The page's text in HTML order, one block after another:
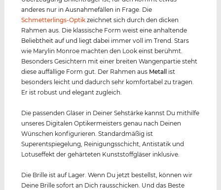
anderes nur in Ausnahmefällen in Frage. Die
Schmetterlings-Optik zeichnet sich durch den dicken
Rahmen aus. Die klassische Form weist eine anhaltende
Beliebtheit auf und liegt dabei immer voll im Trend. Stars
wie Marylin Monroe machten den Look einst berühmt.
Besonders Gesichtern mit einer breiten Wangenpartie steht
diese auffällige Form gut. Der Rahmen aus Metall
ist
besonders leicht und dadurch sehr komfortabel zu tragen.
Er ist robust und elegant zugleich.
Die passenden Gläser in Deiner Sehstärke kannst Du mithilfe
unseres Digitalen Optikermeisters genau nach Deinen
Wünschen konfigurieren. Standardmäßig ist
Superentspiegelung, Reinigungsschicht, Antistatik und
Lotuseffekt der gehärteten Kunststoffgläser inklusive.
Die Brille ist auf Lager. Wenn Du jetzt bestellst, können wir
Deine Brille sofort an Dich rausschicken. Und das Beste